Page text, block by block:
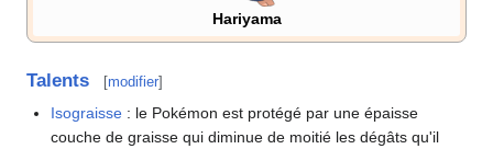
Hariyama
Talents [modifier]
Isograisse : le Pokémon est protégé par une épaisse
couche de graisse qui diminue de moitié les dégâts qu'il